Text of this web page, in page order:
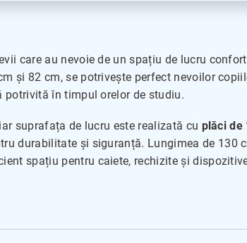
care au nevoie de un spațiu de lucru
și 82 cm, se potrivește perfect nevoilor
potrivită în timpul orelor de studiu.
suprafața de lucru este realizată cu plăci de
durabilitate și siguranță. Lungimea de 130
spațiu pentru caiete, rechizite și